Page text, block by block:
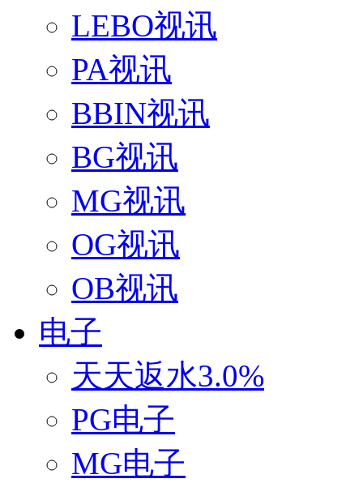
LEBO视讯
PA视讯
BBIN视讯
BG视讯
MG视讯
OG视讯
OB视讯
电子
天天返水3.0%
PG电子
MG电子